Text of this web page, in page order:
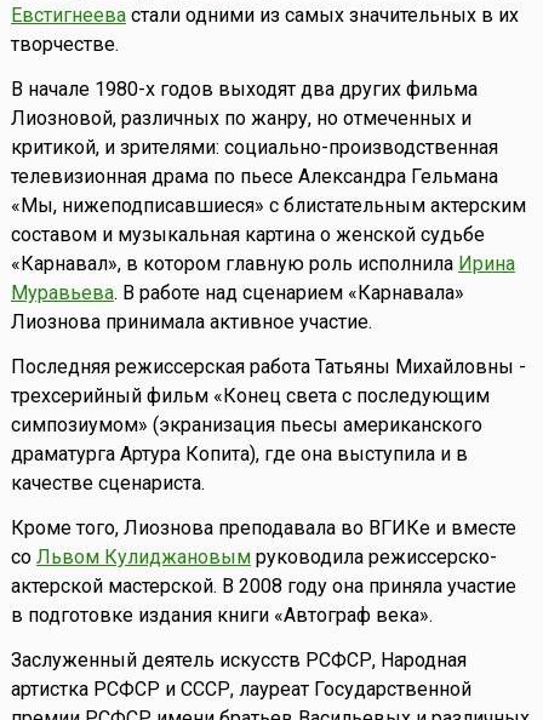
Евстигнеевастали одними из самых значительных в их
творчестве.
В начале 1980-х годов выходят два других фильма
Лиозновой, различных по жанру, но отмеченных и
критикой, и зрителями: социально-производственная
телевизионная драма по пьесе Александра Гельмана
«Мы, нижеподписавшиеся» с блистательным актерским
составом и музыкальная картина о женской судьбе
«Карнавал», в котором главную роль исполнила Ирина
Муравьева. В работе над сценарием «Карнавала»
Лиознова принимала активное участие.
Последняя режиссерская работа Татьяны Михайловны -
трехсерийный фильм «Конец света с последующим
симпозиумом» (экранизация пьесы американского
драматурга Артура Копита), где она выступила и в
качестве сценариста.
Кроме того, Лиознова преподавала во ВГИКе и вместе
со Львом Кулиджановымруководила режиссерско-
актерской мастерской. В 2008 году она приняла участие
в подготовке издания книги «Автограф века».
Заслуженный деятель искусств РСФСР, Народная
артистка РСФСР и СССР, лауреат Государственной